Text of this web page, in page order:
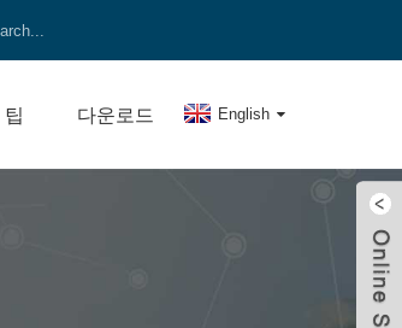
팁 다운로드 English